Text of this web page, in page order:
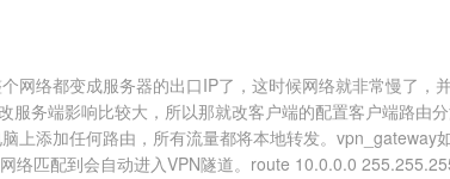
都变成服务器的出口IP了，这时候网络就非常慢了，
务端影响比较大，所以那就改客户端的配置客户端路由
添加任何路由，所有流量都将本地转发。vpn_gateway
络匹配到会自动进入VPN隧道。route 10.0.0.0